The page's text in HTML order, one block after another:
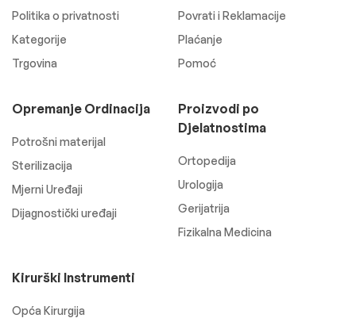
Politika o privatnosti
Kategorije
Trgovina
Povrati i Reklamacije
Plaćanje
Pomoć
Opremanje Ordinacija
Potrošni materijal
Sterilizacija
Mjerni Uređaji
Dijagnostički uređaji
Proizvodi po
Djelatnostima
Ortopedija
Urologija
Gerijatrija
Fizikalna Medicina
Kirurški Instrumenti
Opća Kirurgija